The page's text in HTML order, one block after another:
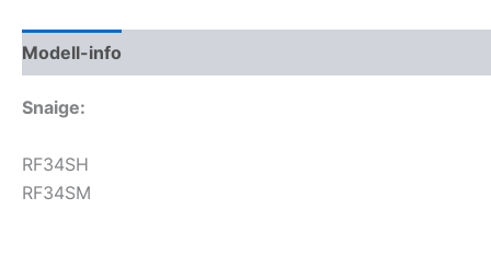
Modell-info
Snaige:
RF34SH
RF34SM